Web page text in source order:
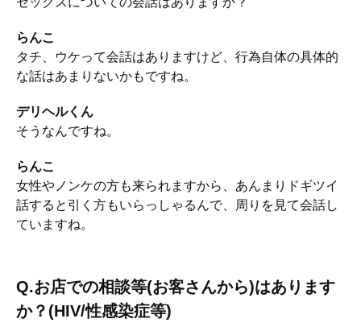
らんこ
タチ、ウケって会話はありますけど、行為自体の具体的
な話はあまりないかもですね。
デリヘルくん
そうなんですね。
らんこ
女性やノンケの方も来られますから、あんまりドギツイ
話すると引く方もいらっしゃるんで、周りを見て会話し
ていますね。
Q.お店での相談等(お客さんから)はあります
か？(HIV/性感染症等)